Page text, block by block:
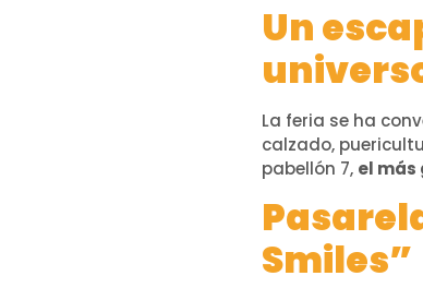
Un
La feria se ha
calzado,
pabellón 7, el más
Smiles”